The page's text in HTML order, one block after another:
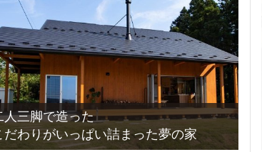
人三脚で造った
だわりがいっぱい詰まった夢の家